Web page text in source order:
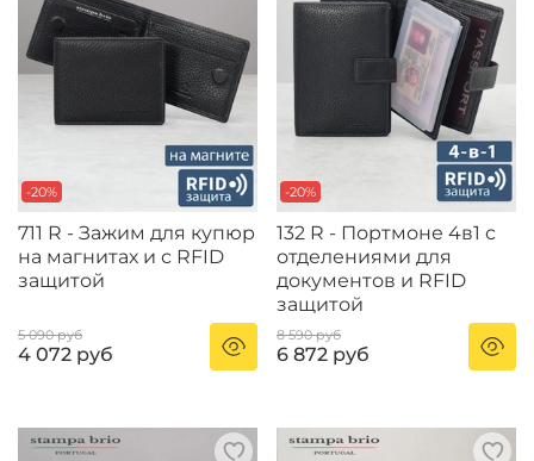
-20%
711 R - Зажим для купюр
на магнитах и с RFID
защитой
5 090 руб
4 072 руб
-20%
132 R - Портмоне 4в1 с
отделениями для
документов и RFID
защитой
8 590 руб
6 872 руб